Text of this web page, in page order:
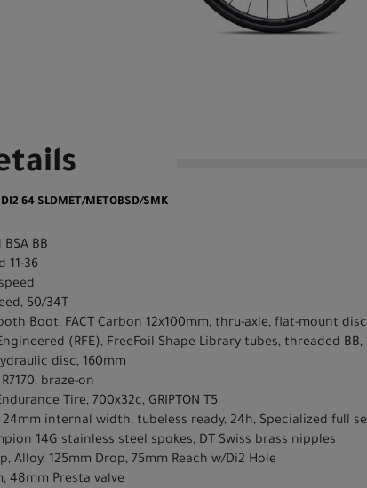
64 SLDMET/METOBSD/SMK
BB
11-36
50/34T
Boot, FACT Carbon 12x100mm, thru-axle, flat-mount disc
(RFE), FreeFoil Shape Library tubes, threaded
disc, 160mm
braze-on
Tire, 700x32c, GRIPTON T5
24mm internal width, tubeless ready, 24h, Specialized full
14G stainless steel spokes, DT Swiss brass nipples
Alloy, 125mm Drop, 75mm Reach w/Di2 Hole
48mm Presta valve